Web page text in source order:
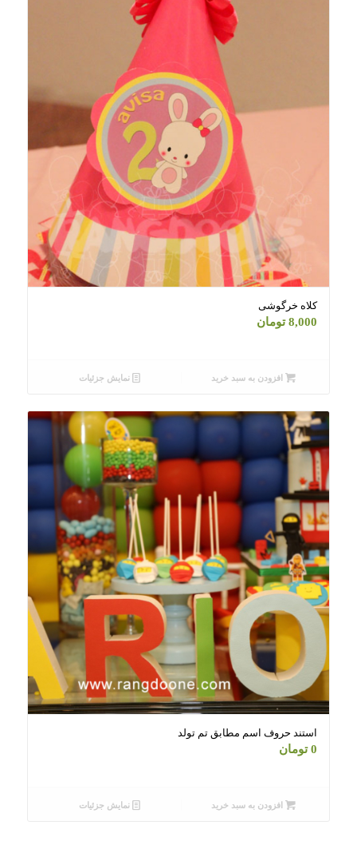
کلاه خرگوشی
8,000 تومان
افزودن به سبد خرید نمایش جزئیات
استند حروف اسم مطابق تم تولد
0 تومان
افزودن به سبد خرید نمایش جزئیات